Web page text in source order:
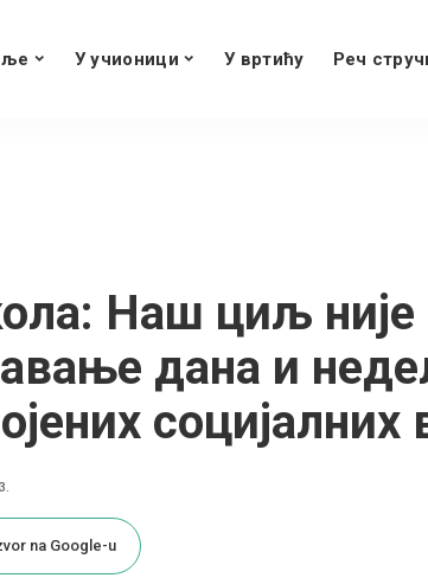
У учионици У вртићу Реч
Наш циљ није
дана и
социјалних
na Google-u